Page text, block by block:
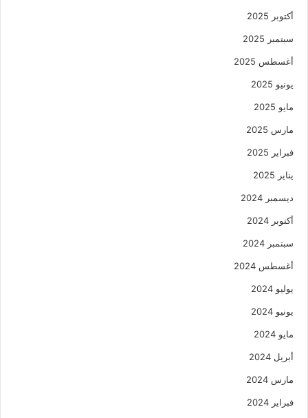
أكتوبر 2025
سبتمبر 2025
أغسطس 2025
يونيو 2025
مايو 2025
مارس 2025
فبراير 2025
يناير 2025
ديسمبر 2024
أكتوبر 2024
سبتمبر 2024
أغسطس 2024
يوليو 2024
يونيو 2024
مايو 2024
أبريل 2024
مارس 2024
فبراير 2024